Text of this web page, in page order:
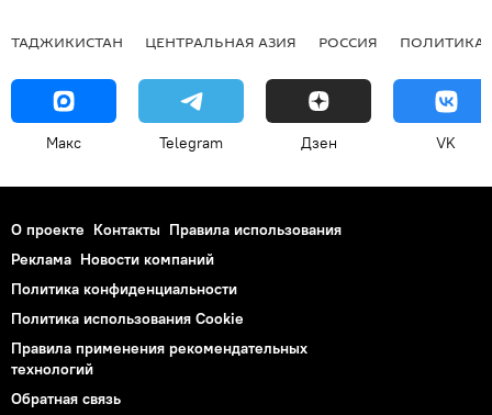
ТАДЖИКИСТАН ЦЕНТРАЛЬНАЯ АЗИЯ РОССИЯ ПОЛИТИКА
Макс Telegram Дзен VK
О проекте Контакты Правила использования
Реклама Новости компаний
Политика конфиденциальности
Политика использования Cookie
Правила применения рекомендательных
технологий
Обратная связь